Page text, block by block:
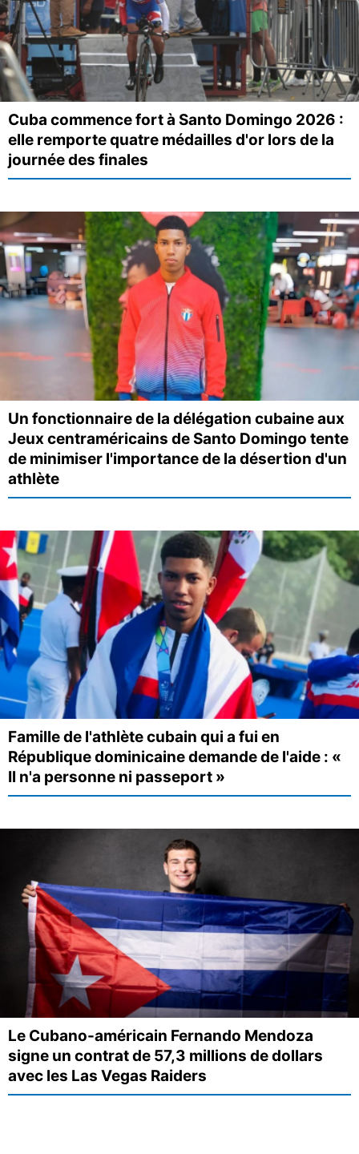
Cuba commence fort à Santo Domingo 2026 :
elle remporte quatre médailles d'or lors de la
journée des finales
Un fonctionnaire de la délégation cubaine aux
Jeux centraméricains de Santo Domingo tente
de minimiser l'importance de la désertion d'un
athlète
Famille de l'athlète cubain qui a fui en
République dominicaine demande de l'aide : «
Il n'a personne ni passeport »
Le Cubano-américain Fernando Mendoza
signe un contrat de 57,3 millions de dollars
avec les Las Vegas Raiders